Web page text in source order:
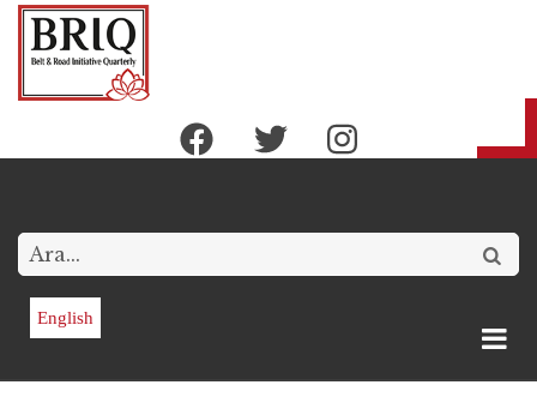
Ana
içeriğe
Arama
English